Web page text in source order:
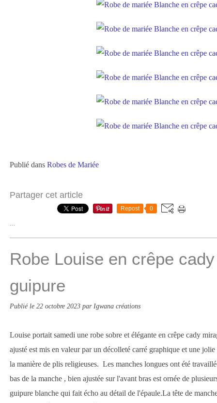
Publié dans Robes de Mariée
Partager cet article
Repost 0
Robe Louise en crêpe
guipure
Publié le 22 octobre 2023 par Igwana créations
Louise portait samedi une robe sobre et élégante en crêpe cady
ajusté est mis en valeur par un décolleté carré graphique et une
la manière de plis religieuses. Les manches longues ont été
bas de la manche , bien ajustée sur l'avant bras est ornée de
guipure blanche qui fait écho au détail de l'épaule.La tête de